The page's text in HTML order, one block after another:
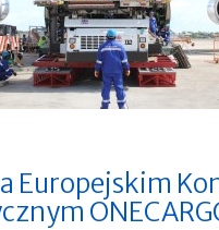
Europejskim